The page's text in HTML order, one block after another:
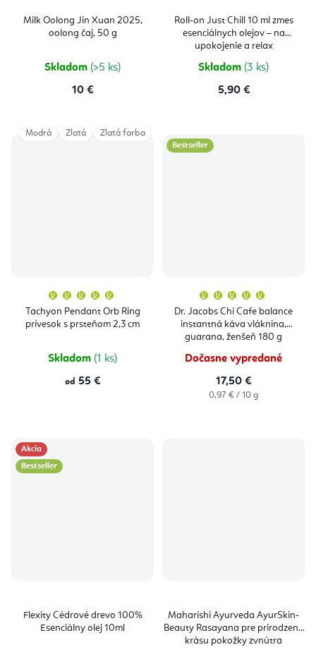
Milk Oolong Jin Xuan 2025,
oolong čaj, 50 g
Skladom (>5 ks)
10 €
Roll-on Just Chill 10 ml zmes
esenciálnych olejov – na
upokojenie a relax
Skladom (3 ks)
5,90 €
Tachyon Pendant Orb Ring
prívesok s prsteňom 2,3 cm
produktu
je
5,0
Skladom (1 ks)
od 55 €
Modrá Zlatá Zlatá farba
Bestseller
Dr. Jacobs Chi Cafe balance
instantná káva vláknina,
guarana, ženšeň 180 g
produktu
je
5,0
z
5
Dočasne vypredané
17,50 €
Jednotková
0,97 € / 10 g
Akcia
Bestseller
Flexity Cédrové drevo 100%
Esenciálny olej 10ml
Maharishi Ayurveda AyurSkin-
Beauty Rasayana pre prirodzenú
krásu pokožky zvnútra